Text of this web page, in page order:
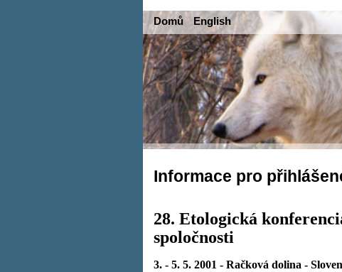
Domů English
Informace pro
28. Etologická
spoločnosti
3. - 5. 5. 2001 - Račková dolina -